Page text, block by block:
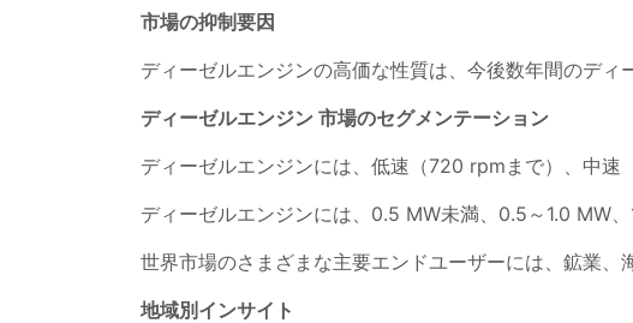
市場の抑制要因
ディーゼルエンジンの高価な性質は、今後数年間のディ
ディーゼルエンジン 市場のセグメンテーション
ディーゼルエンジンには、低速（720 rpmまで）、中
ディーゼルエンジンには、0.5 MW未満、0.5～1.0 MW
世界市場のさまざまな主要エンドユーザーには、鉱業、
地域別インサイト